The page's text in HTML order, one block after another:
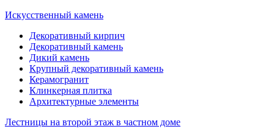
Искусственный камень
Декоративный кирпич
Декоративный камень
Дикий камень
Крупный декоративный камень
Керамогранит
Клинкерная плитка
Архитектурные элементы
Лестницы на второй этаж в частном доме